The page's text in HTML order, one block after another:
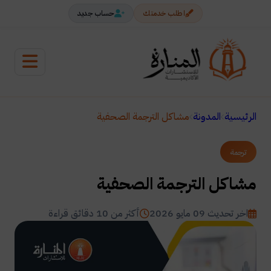
اطلب خدمتك حساب جديد
الرئيسية المدونة مشاكل الترجمة الصحفية
ترجمة
مشاكل الترجمة الصحفية
اخر تحديث 09 مايو 2026 أكثر من 10 دقائق قراءة